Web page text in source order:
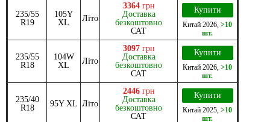
235/55
R19
105Y
XL
Літо
3364 грн
Доставка
безкоштовно
САТ
Купити
Китай 2026 >10
шт.
235/55
R18
104W
XL
Літо
3097 грн
Доставка
безкоштовно
САТ
Купити
Китай 2026 >10
шт.
235/40
R18
95Y XL Літо
2446 грн
Доставка
безкоштовно
САТ
Купити
Китай 2025 >10
шт.